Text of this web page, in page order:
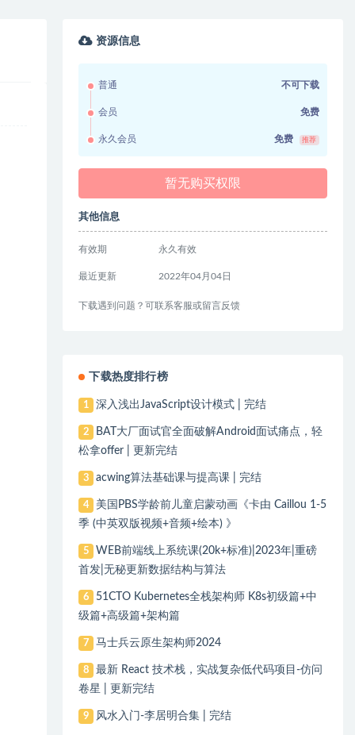
资源信息
普通 不可下载
会员 免费
永久会员 免费 推荐
暂无购买权限
其他信息
有效期 永久有效
最近更新 2022年04月04日
下载遇到问题？可联系客服或留言反馈
下载热度排行榜
1 深入浅出JavaScript设计模式 | 完结
2
BAT大厂面试官全面破解Android面试痛点，轻
松拿offer | 更新完结
3 acwing算法基础课与提高课 | 完结
4
美国PBS学龄前儿童启蒙动画《卡由 Caillou 1-5
季 (中英双版视频+音频+绘本) 》
5
WEB前端线上系统课(20k+标准)|2023年|重磅
首发|无秘更新数据结构与算法
6
51CTO Kubernetes全栈架构师 K8s初级篇+中
级篇+高级篇+架构篇
7 马士兵云原生架构师2024
8
最新 React 技术栈，实战复杂低代码项目-仿问
卷星 | 更新完结
9 风水入门-李居明合集 | 完结